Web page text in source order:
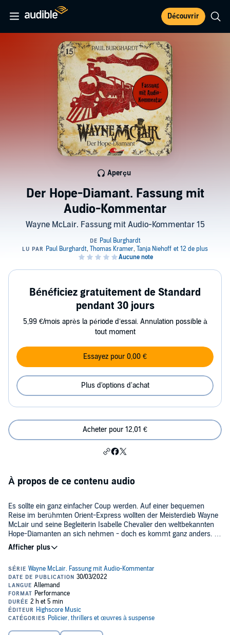
Découvrir
Der Hope-Diamant. Fassung mit
Audio-Kommentar
Wayne McLair. Fassung mit Audio-Kommentar 15
Aperçu
Bénéficiez gratuitement de Standard
pendant 30 jours
5,99 €/mois après la période d’essai. Annulation possible à
tout moment
Essayez pour 0,00 €
Plus d'options d'achat
Acheter pour 12,01 €
À propos de ce contenu audio
Es sollte ein ganz einfacher Coup werden. Auf einer bequemen
Reise im berühmten Orient-Express wollten der Meisterdieb Wayne
McLair und seine Begleiterin Isabelle Chevalier den weltbekannten
Hope-Diamanten an sich nehmen - doch es kommt ganz anders. In
einer stürmischen Nacht wird Lord Francis Hope ermordet. Der
Verdacht fällt auf McLair selbst, der seinen Diebstahl angekündigt
Meisterdieb tatsächlich zu einem Mörder?
©2022 Maritim Verlag (P)2022 Maritim Verlag